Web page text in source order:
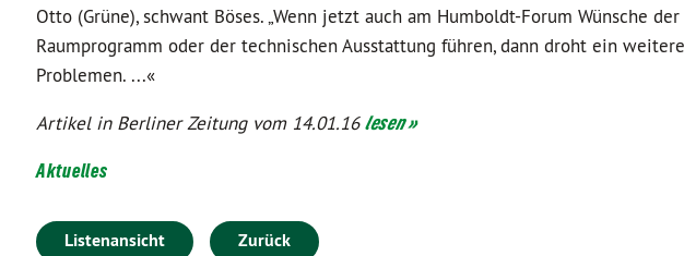
Otto (Grüne), schwant Böses. „Wenn jetzt auch am Humboldt-Forum Wünsche
Raumprogramm oder der technischen Ausstattung führen, dann droht ein
Problemen. ...«
Artikel in Berliner Zeitung vom 14.01.16lesen »
Aktuelles
Listenansicht Zurück